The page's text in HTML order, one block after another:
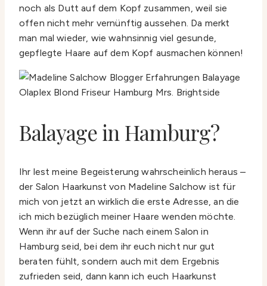
noch als Dutt auf dem Kopf zusammen, weil sie
offen nicht mehr vernünftig aussehen. Da merkt
man mal wieder, wie wahnsinnig viel gesunde,
gepflegte Haare auf dem Kopf ausmachen können!
Balayage in Hamburg?
Ihr lest meine Begeisterung wahrscheinlich heraus –
der Salon Haarkunst von Madeline Salchow ist für
mich von jetzt an wirklich die erste Adresse, an die
ich mich bezüglich meiner Haare wenden möchte.
Wenn ihr auf der Suche nach einem Salon in
Hamburg seid, bei dem ihr euch nicht nur gut
beraten fühlt, sondern auch mit dem Ergebnis
zufrieden seid, dann kann ich euch Haarkunst